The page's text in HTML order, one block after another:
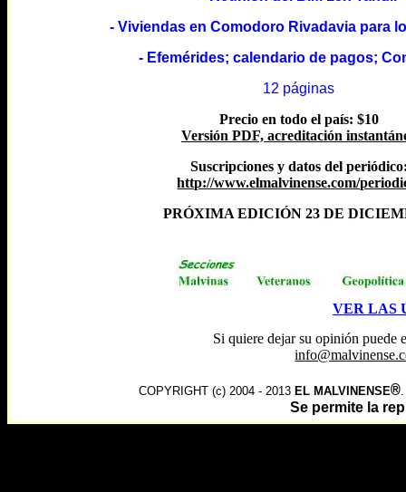
- Viviendas en Comodoro Rivadavia para
- Efemérides; calendario de pagos;
12 páginas
Precio en todo el país: $10
Versión PDF, acreditación
Suscripciones y datos del
http://www.elmalvinense.com/
PRÓXIMA EDICIÓN 23 DE
VER LAS
Si quiere dejar su opinión puede
COPYRIGHT (c) 2004 - 2013 EL MALVINENSE®
Se permite la